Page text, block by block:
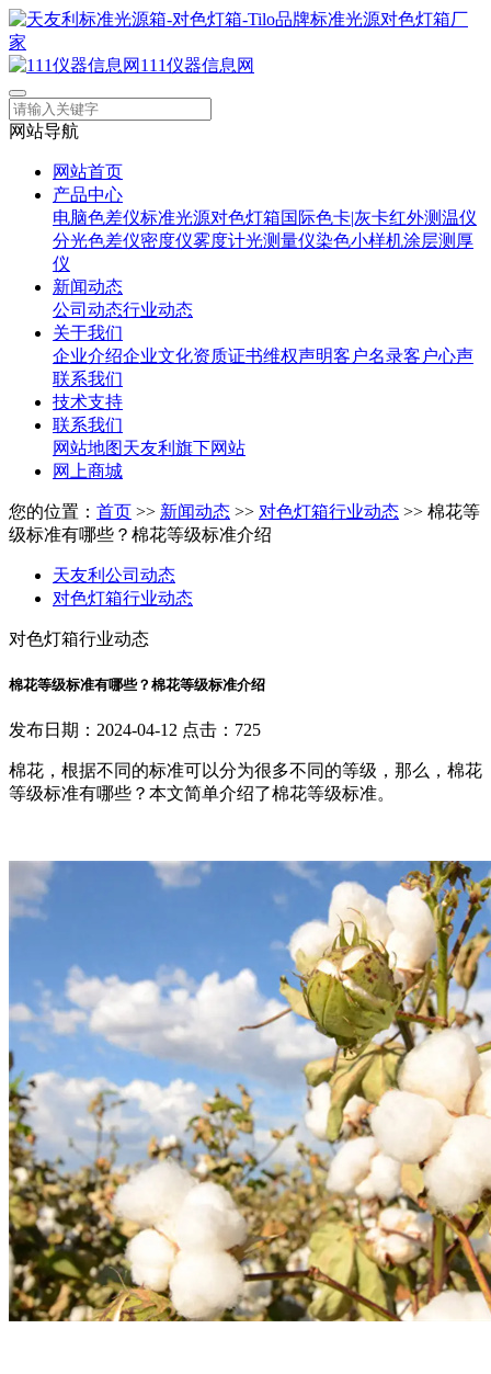
111仪器信息网
网站导航
网站首页
产品中心
电脑色差仪标准光源对色灯箱国际色卡|灰卡红外测温仪
分光色差仪密度仪雾度计光测量仪染色小样机涂层测厚
仪
新闻动态
公司动态行业动态
关于我们
企业介绍企业文化资质证书维权声明客户名录客户心声
联系我们
技术支持
联系我们
网站地图天友利旗下网站
网上商城
您的位置： 首页 >> 新闻动态 >> 对色灯箱行业动态 >> 棉花等
级标准有哪些？棉花等级标准介绍
天友利公司动态
对色灯箱行业动态
对色灯箱行业动态
棉花等级标准有哪些？棉花等级标准介绍
发布日期：2024-04-12 点击：725
棉花，根据不同的标准可以分为很多不同的等级，那么，棉花
等级标准有哪些？本文简单介绍了棉花等级标准。